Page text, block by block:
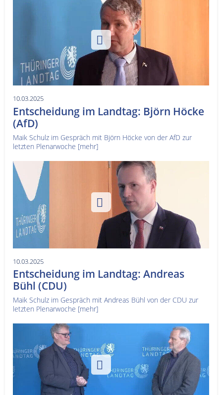
10.03.2025
Entscheidung im Landtag: Björn Höcke
(AfD)
Maik Schulz im Gespräch mit Björn Höcke von der AfD zur
letzten Plenarwoche [mehr]
10.03.2025
Entscheidung im Landtag: Andreas
Bühl (CDU)
Maik Schulz im Gespräch mit Andreas Bühl von der CDU zur
letzten Plenarwoche [mehr]